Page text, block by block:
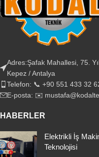
Adres:Şafak Mahallesi, 75.
Kepez / Antalya
Telefon: 📞 +90 551 433 32
E-posta: ✉️
HABERLER
Elektrikli İş
Teknolojisi